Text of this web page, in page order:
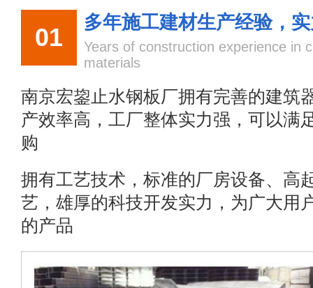
01
多年施工建材生产经验，
Years of construction experience in
materials
南京宏鋆止水钢板厂拥有完善的建筑
产效率高，工厂整体实力强，可以满
购
拥有工艺技术，标准的厂房设备、高
艺，雄厚的科技开发实力，为广大用
的产品